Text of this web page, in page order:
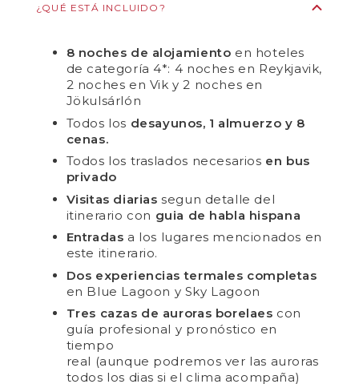
¿QUÉ ESTÁ INCLUIDO?
8 noches de alojamiento en hoteles
de categoría 4*: 4 noches en Reykjavik,
2 noches en Vik y 2 noches en
Jökulsárlón
Todos los desayunos, 1 almuerzo y 8
cenas.
Todos los traslados necesarios en bus
privado
Visitas diarias segun detalle del
itinerario con guia de habla hispana
Entradas a los lugares mencionados en
este itinerario.
Dos experiencias termales completas
en Blue Lagoon y Sky Lagoon
Tres cazas de auroras borelaes con
guía profesional y pronóstico en
tiempo
real (aunque podremos ver las auroras
todos los dias si el clima acompaña)